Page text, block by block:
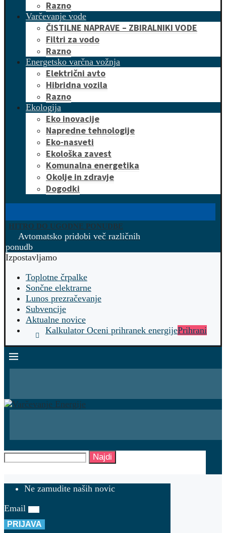
Razno
Varčevanje vode
ČISTILNE NAPRAVE – ZBIRALNIKI VODE
Filtri za vodo
Razno
Energetsko varčna vožnja
Električni avto
Hibridna vozila
Razno
Ekologija
Eko inovacije
Napredne tehnologije
Eko-nasveti
Ekološka zavest
Komunalna energetika
Okolje in zdravje
Dogodki
HITRO DO UGODNE PONUDBE
Avtomatsko pridobi več različnih
ponudb
Izpostavljamo
Toplotne črpalke
Sončne elektrarne
Lunos prezračevanje
Subvencije
Aktualne novice
Kalkulator Oceni prihranek energijePrihrani
Najdi
Ne zamudite naših novic
Email
PRIJAVA